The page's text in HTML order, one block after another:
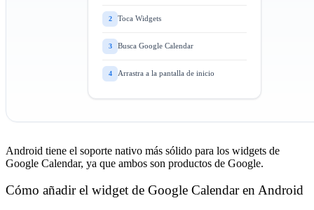
2 Toca Widgets
3 Busca Google Calendar
4 Arrastra a la pantalla de inicio
Android tiene el soporte nativo más sólido para los widgets de
Google Calendar, ya que ambos son productos de Google.
Cómo añadir el widget de Google Calendar en Android